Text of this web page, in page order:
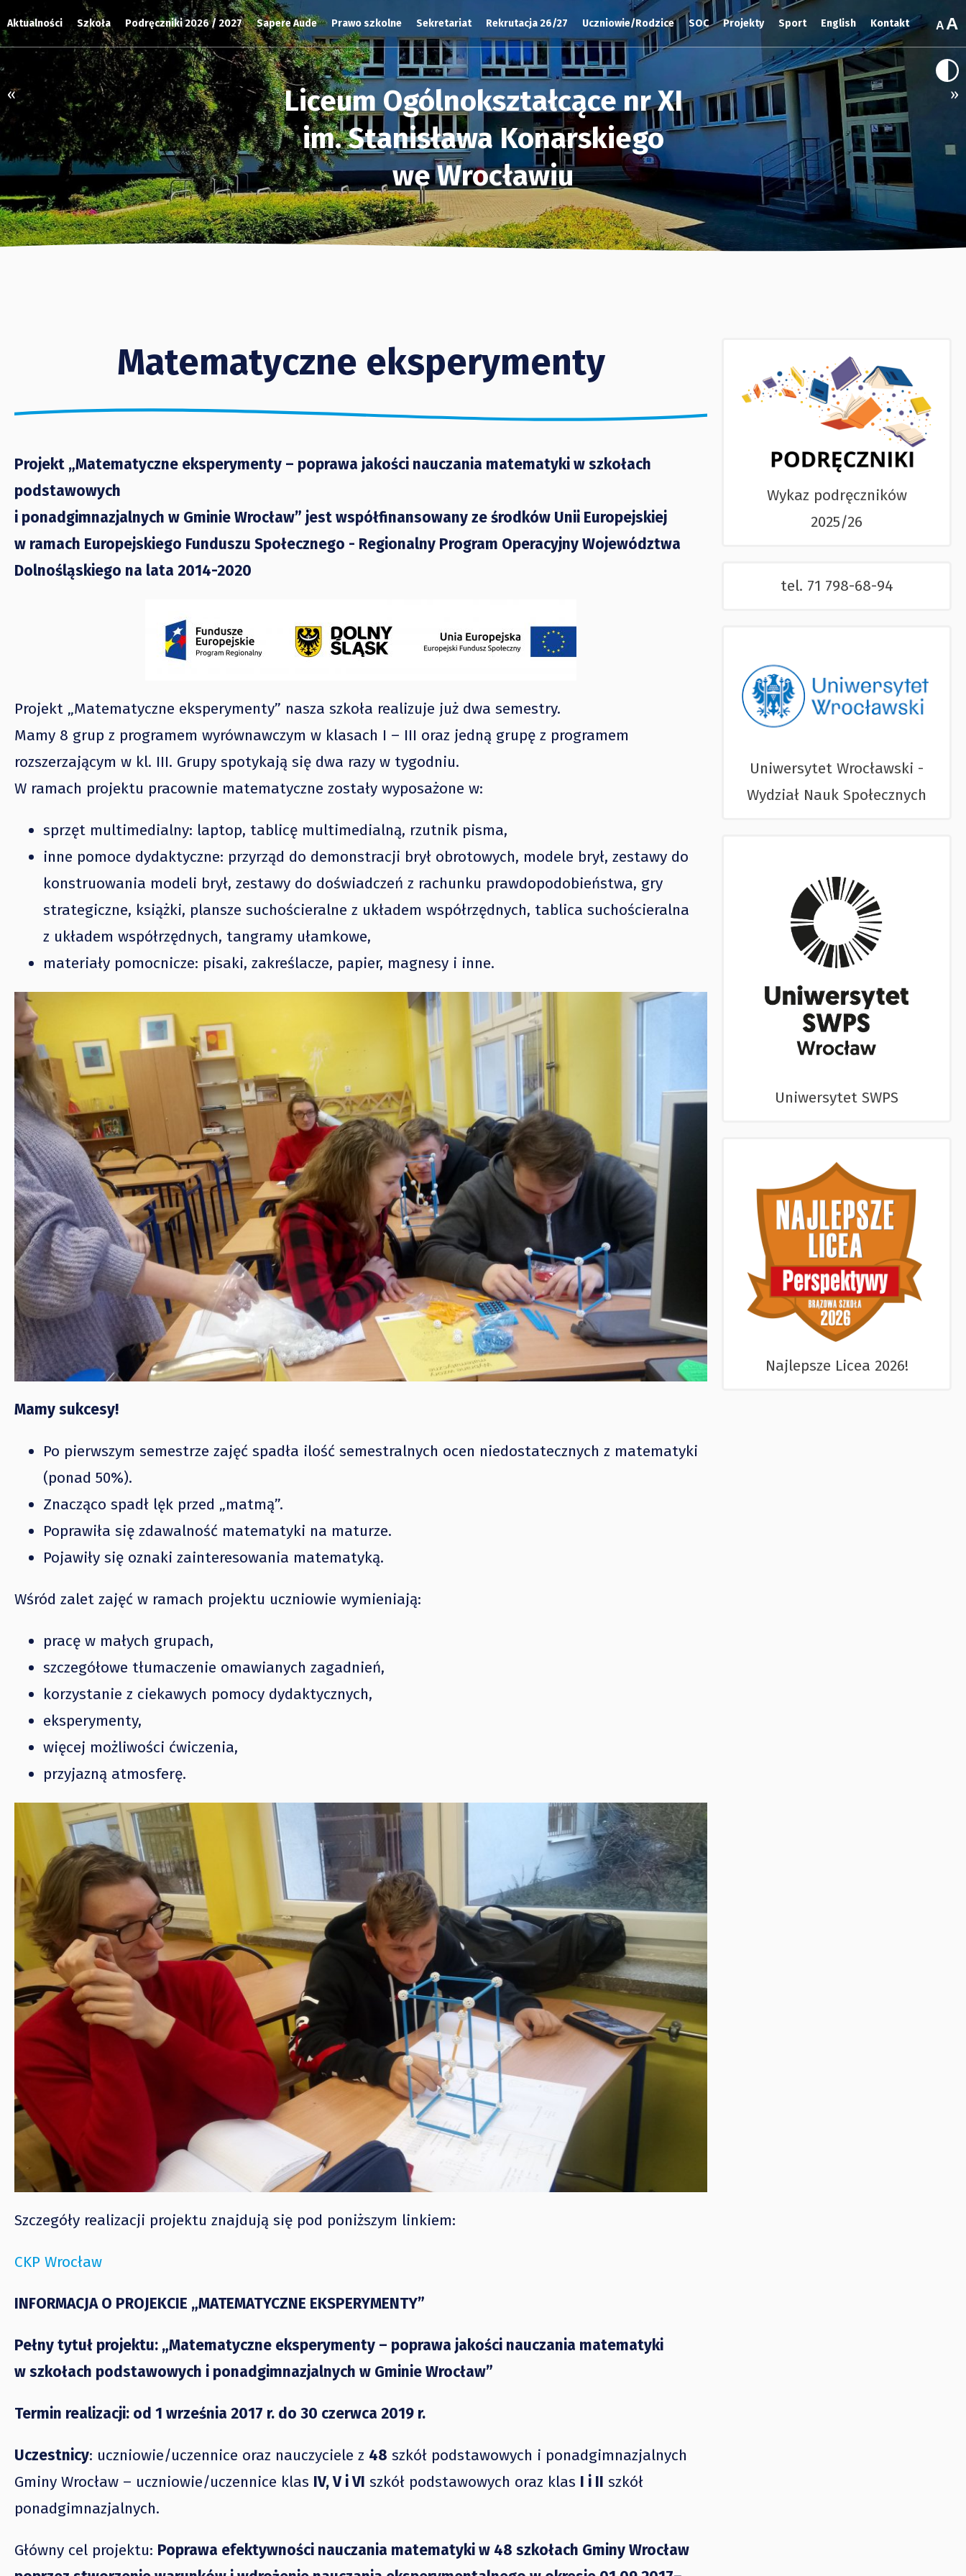
Liceum Ogólnokształcące nr XI
im. Stanisława Konarskiego
we Wrocławiu
« »
Aktualności Szkoła Podręczniki 2026 / 2027 Sapere Aude Prawo szkolne Sekretariat Rekrutacja 26/27 Uczniowie/Rodzice SOC Projekty Sport English Kontakt
Matematyczne eksperymenty
Projekt „Matematyczne eksperymenty – poprawa jakości nauczania matematyki w szkołach
podstawowych
i ponadgimnazjalnych w Gminie Wrocław” jest współfinansowany ze środków Unii Europejskiej
w ramach Europejskiego Funduszu Społecznego - Regionalny Program Operacyjny Województwa
Dolnośląskiego na lata 2014-2020
Projekt „Matematyczne eksperymenty” nasza szkoła realizuje już dwa semestry.
Mamy 8 grup z programem wyrównawczym w klasach I – III oraz jedną grupę z programem
rozszerzającym w kl. III. Grupy spotykają się dwa razy w tygodniu.
W ramach projektu pracownie matematyczne zostały wyposażone w:
sprzęt multimedialny: laptop, tablicę multimedialną, rzutnik pisma,
inne pomoce dydaktyczne: przyrząd do demonstracji brył obrotowych, modele brył, zestawy do
konstruowania modeli brył, zestawy do doświadczeń z rachunku prawdopodobieństwa, gry
strategiczne, książki, plansze suchościeralne z układem współrzędnych, tablica suchościeralna
z układem współrzędnych, tangramy ułamkowe,
materiały pomocnicze: pisaki, zakreślacze, papier, magnesy i inne.
Mamy sukcesy!
Po pierwszym semestrze zajęć spadła ilość semestralnych ocen niedostatecznych z matematyki
(ponad 50%).
Znacząco spadł lęk przed „matmą”.
Poprawiła się zdawalność matematyki na maturze.
Pojawiły się oznaki zainteresowania matematyką.
Wśród zalet zajęć w ramach projektu uczniowie wymieniają:
pracę w małych grupach,
szczegółowe tłumaczenie omawianych zagadnień,
korzystanie z ciekawych pomocy dydaktycznych,
eksperymenty,
więcej możliwości ćwiczenia,
przyjazną atmosferę.
Szczegóły realizacji projektu znajdują się pod poniższym linkiem:
CKP Wrocław
INFORMACJA O PROJEKCIE „MATEMATYCZNE EKSPERYMENTY”
Pełny tytuł projektu: „Matematyczne eksperymenty – poprawa jakości nauczania matematyki
w szkołach podstawowych i ponadgimnazjalnych w Gminie Wrocław”
Termin realizacji: od 1 września 2017 r. do 30 czerwca 2019 r.
Uczestnicy: uczniowie/uczennice oraz nauczyciele z 48 szkół podstawowych i ponadgimnazjalnych
Gminy Wrocław – uczniowie/uczennice klas IV, V i VI szkół podstawowych oraz klas I i II szkół
ponadgimnazjalnych.
Główny cel projektu: Poprawa efektywności nauczania matematyki w 48 szkołach Gminy Wrocław
Wykaz podręczników
2025/26
tel. 71 798-68-94
Uniwersytet Wrocławski -
Wydział Nauk Społecznych
Uniwersytet SWPS
Najlepsze Licea 2026!